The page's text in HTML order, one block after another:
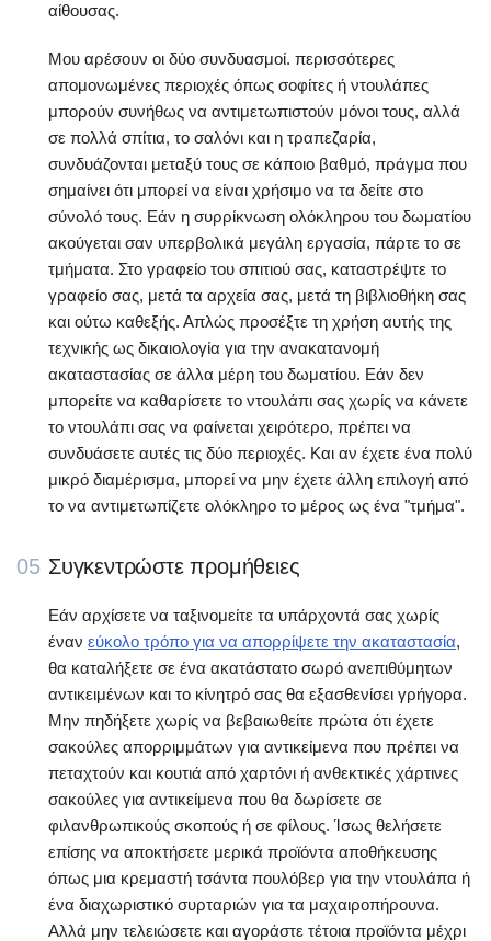
αίθουσας.
Μου αρέσουν οι δύο συνδυασμοί. περισσότερες
απομονωμένες περιοχές όπως σοφίτες ή ντουλάπες
μπορούν συνήθως να αντιμετωπιστούν μόνοι τους, αλλά
σε πολλά σπίτια, το σαλόνι και η τραπεζαρία,
συνδυάζονται μεταξύ τους σε κάποιο βαθμό, πράγμα που
σημαίνει ότι μπορεί να είναι χρήσιμο να τα δείτε στο
σύνολό τους. Εάν η συρρίκνωση ολόκληρου του δωματίου
ακούγεται σαν υπερβολικά μεγάλη εργασία, πάρτε το σε
τμήματα. Στο γραφείο του σπιτιού σας, καταστρέψτε το
γραφείο σας, μετά τα αρχεία σας, μετά τη βιβλιοθήκη σας
και ούτω καθεξής. Απλώς προσέξτε τη χρήση αυτής της
τεχνικής ως δικαιολογία για την ανακατανομή
ακαταστασίας σε άλλα μέρη του δωματίου. Εάν δεν
μπορείτε να καθαρίσετε το ντουλάπι σας χωρίς να κάνετε
το ντουλάπι σας να φαίνεται χειρότερο, πρέπει να
συνδυάσετε αυτές τις δύο περιοχές. Και αν έχετε ένα πολύ
μικρό διαμέρισμα, μπορεί να μην έχετε άλλη επιλογή από
το να αντιμετωπίζετε ολόκληρο το μέρος ως ένα "τμήμα".
05 Συγκεντρώστε προμήθειες
Εάν αρχίσετε να ταξινομείτε τα υπάρχοντά σας χωρίς
έναν εύκολο τρόπο για να απορρίψετε την ακαταστασία,
θα καταλήξετε σε ένα ακατάστατο σωρό ανεπιθύμητων
αντικειμένων και το κίνητρό σας θα εξασθενίσει γρήγορα.
Μην πηδήξετε χωρίς να βεβαιωθείτε πρώτα ότι έχετε
σακούλες απορριμμάτων για αντικείμενα που πρέπει να
πεταχτούν και κουτιά από χαρτόνι ή ανθεκτικές χάρτινες
σακούλες για αντικείμενα που θα δωρίσετε σε
φιλανθρωπικούς σκοπούς ή σε φίλους. Ίσως θελήσετε
επίσης να αποκτήσετε μερικά προϊόντα αποθήκευσης
όπως μια κρεμαστή τσάντα πουλόβερ για την ντουλάπα ή
ένα διαχωριστικό συρταριών για τα μαχαιροπήρουνα.
Αλλά μην τελειώσετε και αγοράστε τέτοια προϊόντα μέχρι